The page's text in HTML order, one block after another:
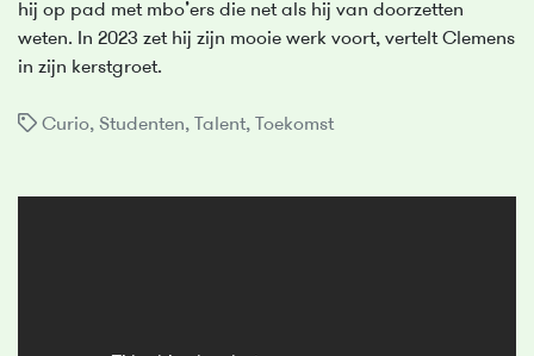
hij op pad met mbo’ers die net als hij van doorzetten
weten. In 2023 zet hij zijn mooie werk voort, vertelt Clemens
in zijn kerstgroet.
Curio, Studenten, Talent, Toekomst